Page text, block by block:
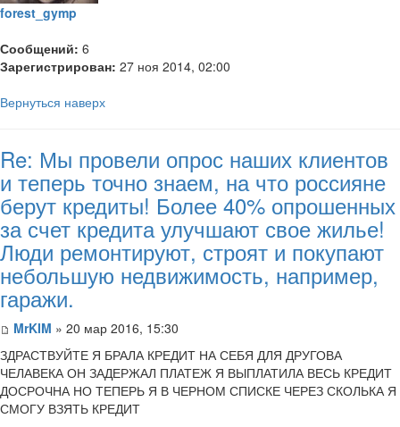
forest_gymp
Сообщений: 6
Зарегистрирован: 27 ноя 2014, 02:00
Вернуться наверх
Re: Мы провели опрос наших клиентов
и теперь точно знаем, на что россияне
берут кредиты! Более 40% опрошенных
за счет кредита улучшают свое жилье!
Люди ремонтируют, строят и покупают
небольшую недвижимость, например,
гаражи.
MrKIM » 20 мар 2016, 15:30
ЗДРАСТВУЙТЕ Я БРАЛА КРЕДИТ НА СЕБЯ ДЛЯ ДРУГОВА
ЧЕЛАВЕКА ОН ЗАДЕРЖАЛ ПЛАТЕЖ Я ВЫПЛАТИЛА ВЕСЬ КРЕДИТ
ДОСРОЧНА НО ТЕПЕРЬ Я В ЧЕРНОМ СПИСКЕ ЧЕРЕЗ СКОЛЬКА Я
СМОГУ ВЗЯТЬ КРЕДИТ